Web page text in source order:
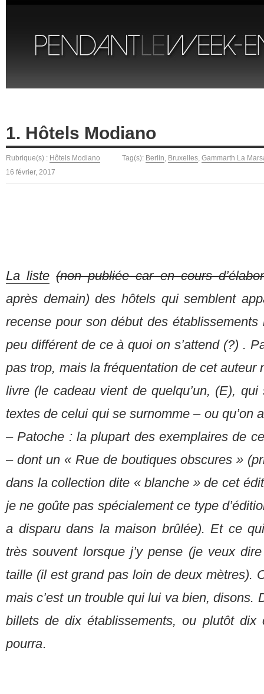
1. Hôtels Modiano
Rubrique(s) : Hôtels Modiano Tag(s): Berlin, Bruxelles, Gammarth La
16 février, 2017
La liste (non publiée car en cours
après demain) des hôtels qui semblent
recense pour son début des établissements
peu différent de ce à quoi on s’attend (?) .
pas trop, mais la fréquentation de cet auteur
livre (le cadeau vient de quelqu’un, (E),
textes de celui qui se surnomme – ou qu’on
– Patoche : la plupart des exemplaires de
– dont un « Rue de boutiques obscures »
dans la collection dite « blanche » de cet
je ne goûte pas spécialement ce type
a disparu dans la maison brûlée). Et ce qui
très souvent lorsque j’y pense (je veux
taille (il est grand pas loin de deux mètres).
mais c’est un trouble qui lui va bien, disons.
billets de dix établissements, ou plutôt dix
pourra.